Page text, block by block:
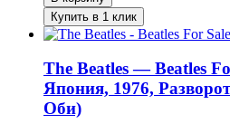
Купить в 1 клик
The Beatles — Beatles
Япония, 1976,
Оби)